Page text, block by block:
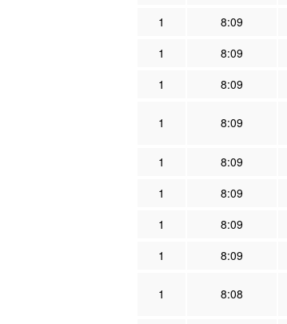
1
8:09
1
8:09
1
8:09
1 8:09
1
8:09
1
8:09
1
8:09
1
8:09
1 8:08